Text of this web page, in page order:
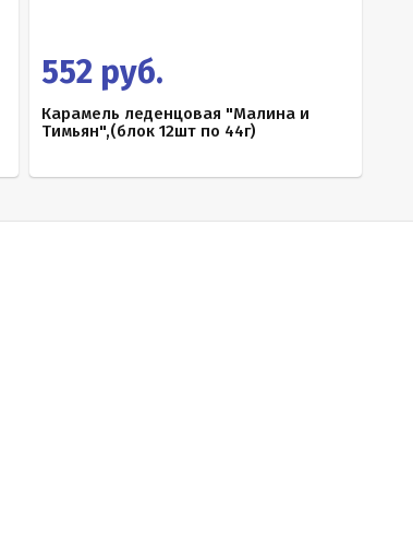
552 руб.
Карамель леденцовая "Малина и
Тимьян",(блок 12шт по 44г)